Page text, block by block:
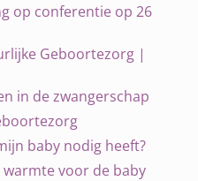
op conferentie op 26
Geboortezorg |
in de zwangerschap
baby nodig heeft?
warmte voor de baby